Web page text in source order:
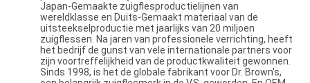
Japan-Gemaakte zuigflesproductielijnen van
wereldklasse en Duits-Gemaakt materiaal van de
uitsteekselproductie met jaarlijks van 20 miljoen
zuigflessen. Na jaren van professionele verrichting, heeft
het bedrijf de gunst van vele internationale partners voor
zijn voortreffelijkheid van de productkwaliteit gewonnen.
Sinds 1998, is het de globale fabrikant voor Dr. Brown's,